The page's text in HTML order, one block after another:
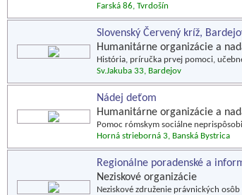
Farská 86, Tvrdošín
Slovenský Červený kríž,
Humanitárne organizácie a
História, príručka prvej pomoci,
Sv.Jakuba 33, Bardejov
Nádej deťom
Humanitárne organizácie a
Pomoc rómskym sociálne
Horná strieborná 3, Banská Bystrica
Regionálne poradenské a
Neziskové organizácie
Neziskové združenie právnických